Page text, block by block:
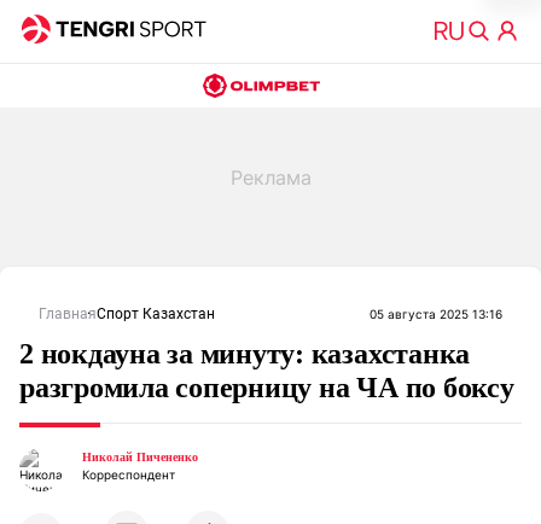
ГлавнаяСпорт Казахстан 05 августа 2025 13:16
2 нокдауна за минуту: казахстанка
разгромила соперницу на ЧА по боксу
Николай Пичененко
Корреспондент